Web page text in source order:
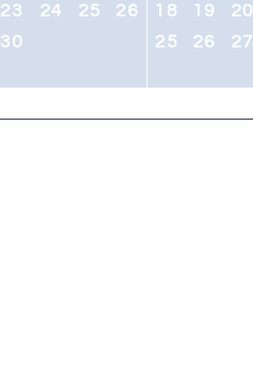
23 24 25
26
30
18
19 20
25
26 27